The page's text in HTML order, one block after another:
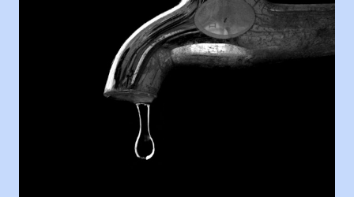
Nesrin’in Hikayesi’ne başlıyorum… 1964 Adana Yüzme
havuzunun kenarında 7 yaşında kara kuru bir kız çocuğu
duruyor. Havuzun içinde Adana Demirspor Kulübü
yüzücüleri. Erkekler çoğunlukta. Küçük kız etrafına bakıyor.
Sadece 4 kız çocuğu var. Nesrin, Adana Demirspor’un 4
kızından biri oluyor o gün…Giriyor havuza. 1973 – 1975
Adana Nesrin, 16 yaşında. Yüzüyor. 7 yaşında girdiği